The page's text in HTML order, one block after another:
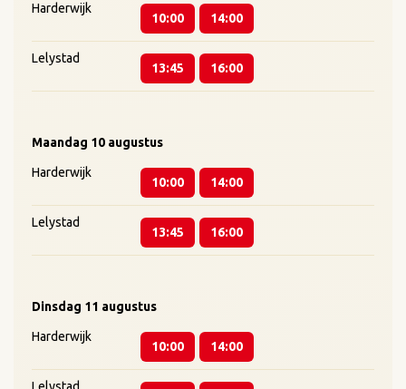
Harderwijk
10:00 14:00
Lelystad
13:45 16:00
Maandag 10 augustus
Harderwijk
10:00 14:00
Lelystad
13:45 16:00
Dinsdag 11 augustus
Harderwijk
10:00 14:00